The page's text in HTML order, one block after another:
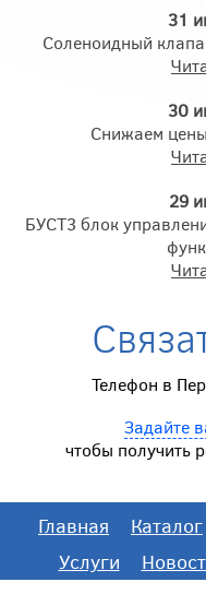
31
Соленоидный
30
Снижаем
29
БУСТ3 блок
Телефон в
Задайте
чтобы получить
Главная Каталог
Услуги